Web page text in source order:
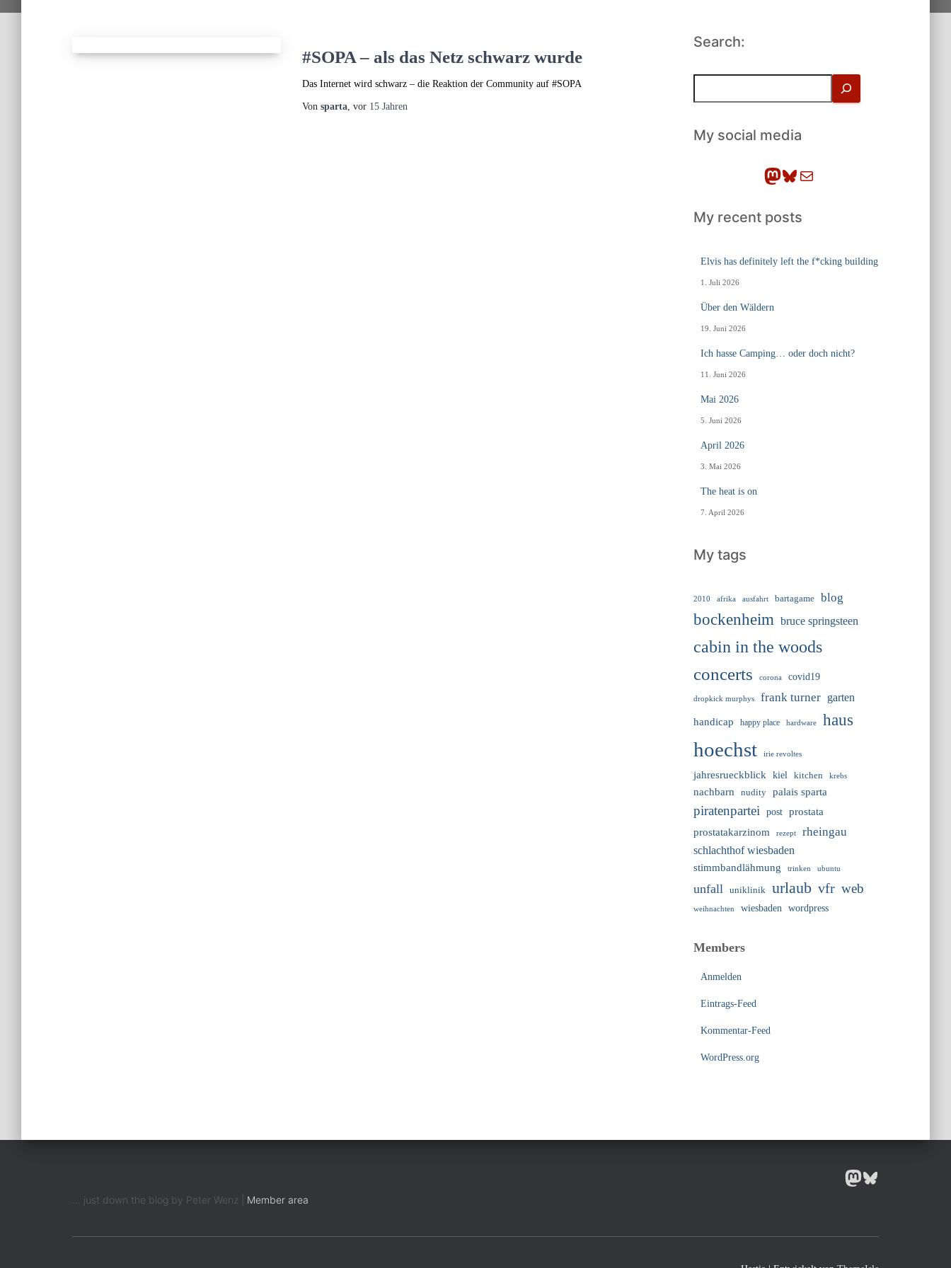
#SOPA – als das Netz schwarz wurde
Das Internet wird schwarz – die Reaktion der Community auf #SOPA
Von sparta, vor 15 Jahren
Search:
h
eMy social media
Mastodon Bluesky E-Mail
My recent posts
Elvis has definitely left the f*cking building
1. Juli 2026
Über den Wäldern
19. Juni 2026
Ich hasse Camping… oder doch nicht?
11. Juni 2026
Mai 2026
5. Juni 2026
April 2026
3. Mai 2026
The heat is on
7. April 2026
My tags
2010 afrika ausfahrt bartagame blog
bockenheim bruce springsteen
cabin in the woods
concerts
corona covid19
dropkick murphys frank turner
garten
handicap
happy place hardware haus
hoechst irie revoltes
jahresrueckblick kiel kitchen krebs
nachbarn nudity palais sparta
piratenpartei post
prostata
prostatakarzinom
rezept rheingau
schlachthof wiesbaden
stimmbandlähmung trinken ubuntu
unfall uniklinik urlaub vfr web
weihnachten wiesbaden wordpress
Members
Anmelden
Eintrags-Feed
Kommentar-Feed
WordPress.org
... just down the blog by Peter Wenz | Member area
MASTODON